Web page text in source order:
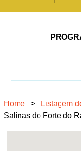
Home > Listagem
Salinas do Forte do